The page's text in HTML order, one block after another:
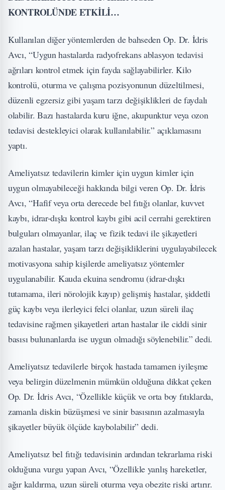
KONTROLÜNDE ETKİLİ…
Kullanılan diğer yöntemlerden de bahseden Op. Dr. İdris
Avcı, “Uygun hastalarda radyofrekans ablasyon tedavisi
ağrıları kontrol etmek için fayda sağlayabilirler. Kilo
kontrolü, oturma ve çalışma pozisyonunun düzeltilmesi,
düzenli egzersiz gibi yaşam tarzı değişiklikleri de faydalı
olabilir. Bazı hastalarda kuru iğne, akupunktur veya ozon
tedavisi destekleyici olarak kullanılabilir.” açıklamasını
yaptı.
Ameliyatsız tedavilerin kimler için uygun kimler için
uygun olmayabileceği hakkında bilgi veren Op. Dr. İdris
Avcı, “Hafif veya orta derecede bel fıtığı olanlar, kuvvet
kaybı, idrar-dışkı kontrol kaybı gibi acil cerrahi gerektiren
bulguları olmayanlar, ilaç ve fizik tedavi ile şikayetleri
azalan hastalar, yaşam tarzı değişikliklerini uygulayabilecek
motivasyona sahip kişilerde ameliyatsız yöntemler
uygulanabilir. Kauda ekuina sendromu (idrar-dışkı
tutamama, ileri nörolojik kayıp) gelişmiş hastalar, şiddetli
güç kaybı veya ilerleyici felci olanlar, uzun süreli ilaç
tedavisine rağmen şikayetleri artan hastalar ile ciddi sinir
basısı bulunanlarda ise uygun olmadığı söylenebilir.” dedi.
Ameliyatsız tedavilerle birçok hastada tamamen iyileşme
veya belirgin düzelmenin mümkün olduğuna dikkat çeken
Op. Dr. İdris Avcı, “Özellikle küçük ve orta boy fıtıklarda,
zamanla diskin büzüşmesi ve sinir basısının azalmasıyla
şikayetler büyük ölçüde kaybolabilir” dedi.
Ameliyatsız bel fıtığı tedavisinin ardından tekrarlama riski
olduğuna vurgu yapan Avcı, “Özellikle yanlış hareketler,
ağır kaldırma, uzun süreli oturma veya obezite riski artırır.